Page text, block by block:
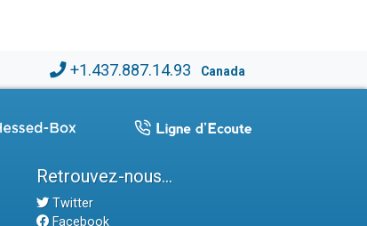
+1.437.887.14.93 Canada
Retrouvez-nous...
Twitter
Facebook